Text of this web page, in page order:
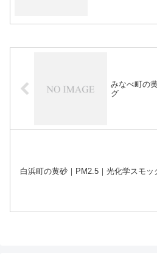
みなべ町の
グ
白浜町の黄砂｜PM2.5｜光化学スモッ